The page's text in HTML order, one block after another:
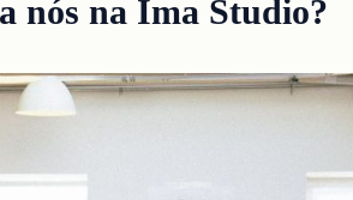
nós na Ima Studio?